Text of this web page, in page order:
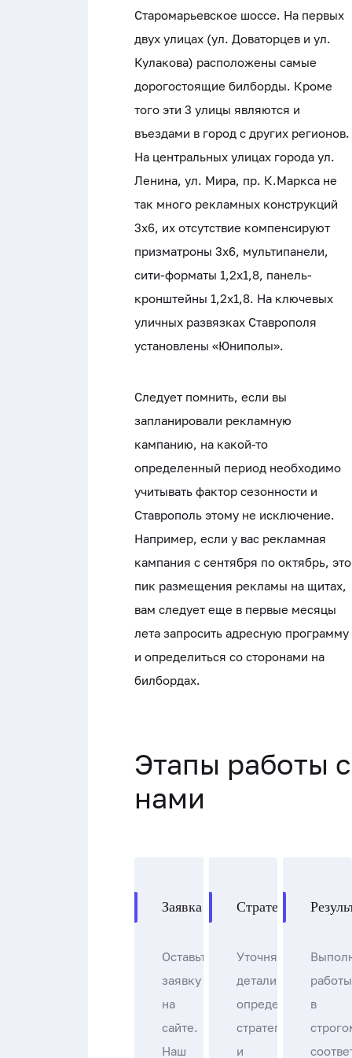
Старомарьевское шоссе. На первых
двух улицах (ул. Доваторцев и ул.
Кулакова) расположены самые
дорогостоящие билборды. Кроме
того эти 3 улицы являются и
въездами в город с других регионов.
На центральных улицах города ул.
Ленина, ул. Мира, пр. К.Маркса не
так много рекламных конструкций
3х6, их отсутствие компенсируют
призматроны 3х6, мультипанели,
сити-форматы 1,2х1,8, панель-
кронштейны 1,2х1,8. На ключевых
уличных развязках Ставрополя
установлены «Юниполы».
Следует помнить, если вы
запланировали рекламную
кампанию, на какой-то
определенный период необходимо
учитывать фактор сезонности и
Ставрополь этому не исключение.
Например, если у вас рекламная
кампания с сентября по октябрь, это
пик размещения рекламы на щитах,
вам следует еще в первые месяцы
лета запросить адресную программу
и определиться со сторонами на
билбордах.
Этапы работы с
нами
Заявка
Оставьте
заявку
на
сайте.
Наш
Стратегия
Уточняем
детали,
определяем
стратегию
и
работы
в